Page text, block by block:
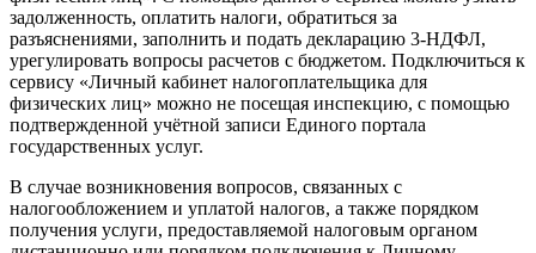
задолженность, оплатить налоги, обратиться за
разъяснениями, заполнить и подать декларацию 3-НДФЛ,
урегулировать вопросы расчетов с бюджетом. Подключиться к
сервису «Личный кабинет налогоплательщика для
физических лиц» можно не посещая инспекцию, с помощью
подтвержденной учётной записи Единого портала
государственных услуг.
В случае возникновения вопросов, связанных с
налогообложением и уплатой налогов, а также порядком
получения услуги, предоставляемой налоговым органом